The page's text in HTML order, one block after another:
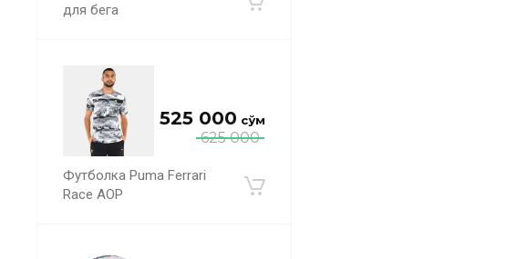
для бега
625 000
525 000 сўм
Футболка Puma Ferrari
Race AOP